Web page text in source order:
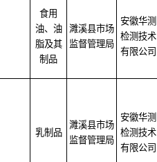
食用
油、油
脂及其
制品
濉溪县市场
监督管理局
安徽华测
检测技术
有限公司
乳制品
濉溪县市场
监督管理局
安徽华测
检测技术
有限公司